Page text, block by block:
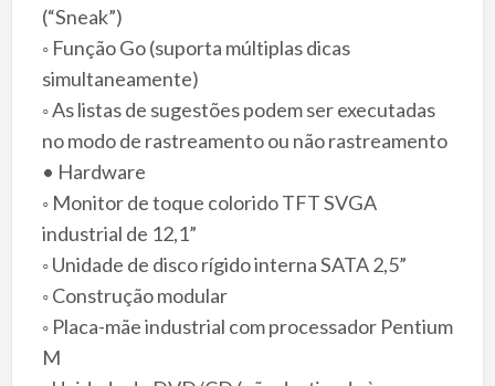
(“Sneak”)
◦ Função Go (suporta múltiplas dicas
simultaneamente)
◦ As listas de sugestões podem ser executadas
no modo de rastreamento ou não rastreamento
• Hardware
◦ Monitor de toque colorido TFT SVGA
industrial de 12,1”
◦ Unidade de disco rígido interna SATA 2,5”
◦ Construção modular
◦ Placa-mãe industrial com processador Pentium
M